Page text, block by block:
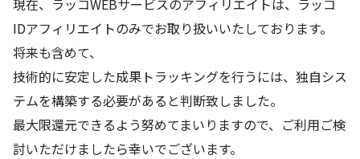
IDアフィリエイトのみでお取り扱いいたしております。
将来も含めて、
技術的に安定した成果トラッキングを行うには、独自シス
テムを構築する必要があると判断致しました。
最大限還元できるよう努めてまいりますので、ご利用ご検
討いただけましたら幸いでございます。